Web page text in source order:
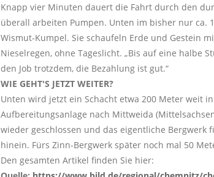
Knapp vier Minuten dauert die Fahrt durch den
überall arbeiten Pumpen. Unten im bisher nur ca.
Wismut-Kumpel. Sie schaufeln Erde und Gestein
Nieselregen, ohne Tageslicht. „Bis auf eine halbe
den Job trotzdem, die Bezahlung ist gut.“
WIE GEHT'S JETZT WEITER?
Unten wird jetzt ein Schacht etwa 200 Meter weit
Aufbereitungsanlage nach Mittweida
wieder geschlossen und das eigentliche
hinein. Fürs Zinn-Bergwerk später noch mal 50
Den gesamten Artikel finden Sie hier: